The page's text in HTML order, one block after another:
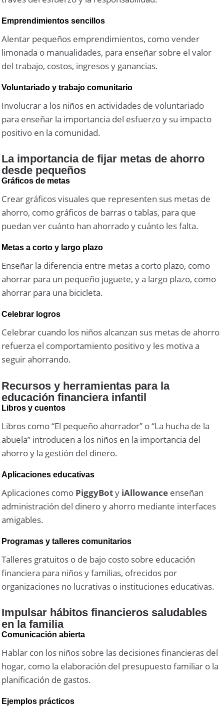
Emprendimientos sencillos
Alentar pequeños emprendimientos, como vender
limonada o manualidades, para enseñar sobre el valor
del trabajo, costos, ingresos y ganancias.
Voluntariado y trabajo comunitario
Involucrar a los niños en actividades de voluntariado
para enseñar la importancia del esfuerzo y su impacto
positivo en la comunidad.
La importancia de fijar metas de ahorro
desde pequeños
Gráficos de metas
Crear gráficos visuales que representen sus metas de
ahorro, como gráficos de barras o tablas, para que
puedan ver cuánto han ahorrado y cuánto les falta.
Metas a corto y largo plazo
Enseñar la diferencia entre metas a corto plazo, como
ahorrar para un pequeño juguete, y a largo plazo, como
ahorrar para una bicicleta.
Celebrar logros
Celebrar cuando los niños alcanzan sus metas de ahorro
refuerza el comportamiento positivo y les motiva a
seguir ahorrando.
Recursos y herramientas para la
educación financiera infantil
Libros y cuentos
Libros como “El pequeño ahorrador” o “La hucha de la
abuela” introducen a los niños en la importancia del
ahorro y la gestión del dinero.
Aplicaciones educativas
Aplicaciones como PiggyBoty iAllowance enseñan
administración del dinero y ahorro mediante interfaces
amigables.
Programas y talleres comunitarios
Talleres gratuitos o de bajo costo sobre educación
financiera para niños y familias, ofrecidos por
organizaciones no lucrativas o instituciones educativas.
Impulsar hábitos financieros saludables
en la familia
Comunicación abierta
Hablar con los niños sobre las decisiones financieras del
hogar, como la elaboración del presupuesto familiar o la
planificación de gastos.
Ejemplos prácticos